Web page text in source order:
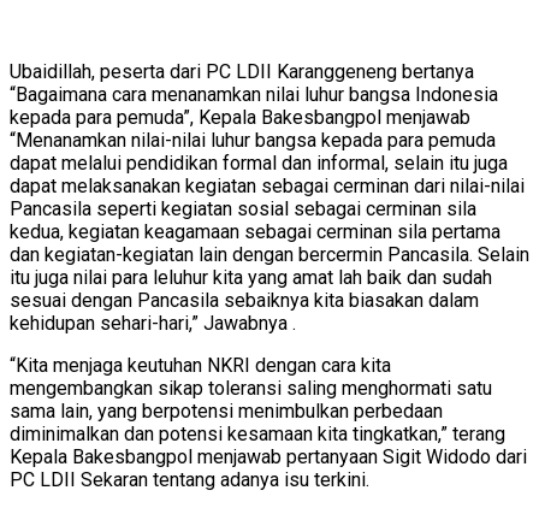
Ubaidillah, peserta dari PC LDII Karanggeneng bertanya
“Bagaimana cara menanamkan nilai luhur bangsa Indonesia
kepada para pemuda”, Kepala Bakesbangpol menjawab
“Menanamkan nilai-nilai luhur bangsa kepada para pemuda
dapat melalui pendidikan formal dan informal, selain itu juga
dapat melaksanakan kegiatan sebagai cerminan dari nilai-nilai
Pancasila seperti kegiatan sosial sebagai cerminan sila
kedua, kegiatan keagamaan sebagai cerminan sila pertama
dan kegiatan-kegiatan lain dengan bercermin Pancasila. Selain
itu juga nilai para leluhur kita yang amat lah baik dan sudah
sesuai dengan Pancasila sebaiknya kita biasakan dalam
kehidupan sehari-hari,” Jawabnya .
“Kita menjaga keutuhan NKRI dengan cara kita
mengembangkan sikap toleransi saling menghormati satu
sama lain, yang berpotensi menimbulkan perbedaan
diminimalkan dan potensi kesamaan kita tingkatkan,” terang
Kepala Bakesbangpol menjawab pertanyaan Sigit Widodo dari
PC LDII Sekaran tentang adanya isu terkini.